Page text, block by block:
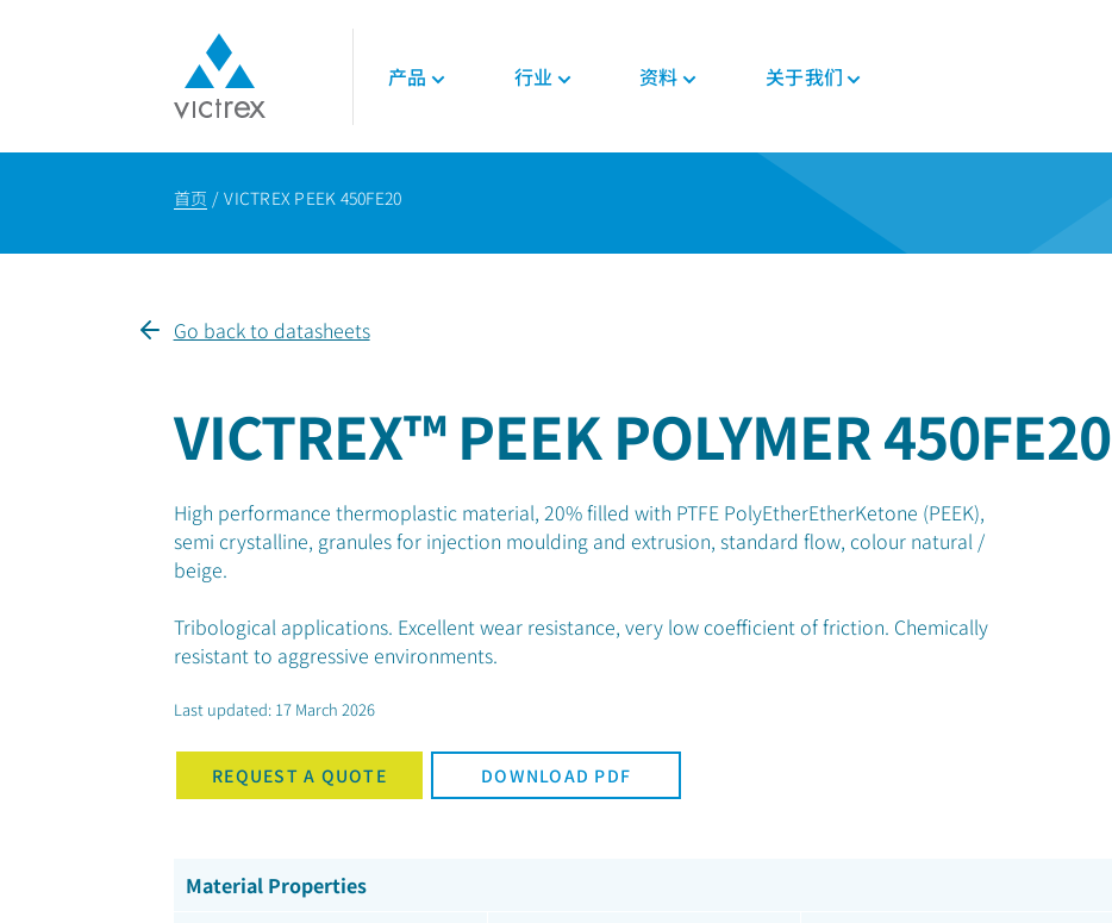
产品
PEEK聚合物
PEEK 纤维
齿轮解决方案
行业
内饰
可再生能源
LNG与氢能
威格斯电机解决方案
工业设备
机器人和自动化
家用电器
非植入物
资料
技术指南
手册
MSDS
关于我们
使命
首页 VICTREX PEEK 450FE20
Go back to datasheets
VICTREX™ PEEK POLYMER 450FE20
High performance thermoplastic material, 20% filled with PTFE PolyEtherEtherKetone (PEEK),
semi crystalline, granules for injection moulding and extrusion, standard flow, colour natural /
beige.
Tribological applications. Excellent wear resistance, very low coefficient of friction. Chemically
resistant to aggressive environments.
Last updated: 17 March 2026
REQUEST A QUOTE DOWNLOAD PDF
Material Properties